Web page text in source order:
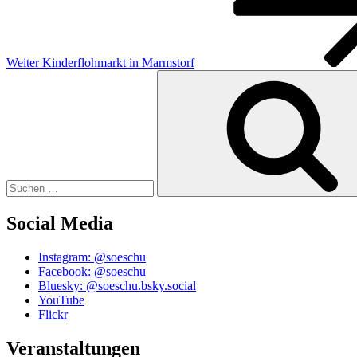
Weiter Kinderflohmarkt in Marmstorf
Social Media
Instagram: @soeschu
Facebook: @soeschu
Bluesky: @soeschu.bsky.social
YouTube
Flickr
Veranstaltungen